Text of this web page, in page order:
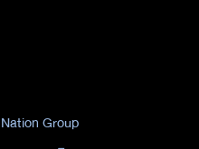
Nation Group